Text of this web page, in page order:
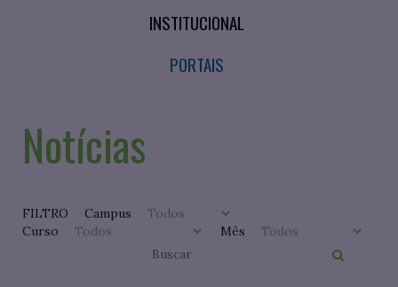
INSTITUCIONAL
PORTAIS
Notícias
FILTRO
Campus
Curso
Mês